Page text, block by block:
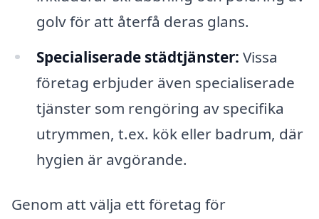
golv för att återfå deras glans.
Specialiserade städtjänster: Vissa
företag erbjuder även specialiserade
tjänster som rengöring av specifika
utrymmen, t.ex. kök eller badrum, där
hygien är avgörande.
Genom att välja ett företag för